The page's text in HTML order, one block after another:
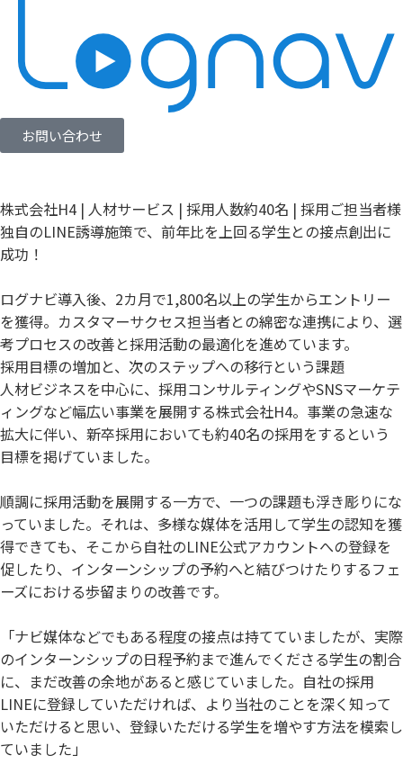
お問い合わせ
株式会社H4 | 人材サービス | 採用人数約40名 | 採用ご担当者様
独自のLINE誘導施策で、前年比を上回る学生との接点創出に
成功！
ログナビ導入後、2カ月で1,800名以上の学生からエントリー
を獲得。カスタマーサクセス担当者との綿密な連携により、選
考プロセスの改善と採用活動の最適化を進めています。
採用目標の増加と、次のステップへの移行という課題
人材ビジネスを中心に、採用コンサルティングやSNSマーケテ
ィングなど幅広い事業を展開する株式会社H4。事業の急速な
拡大に伴い、新卒採用においても約40名の採用をするという
目標を掲げていました。
順調に採用活動を展開する一方で、一つの課題も浮き彫りにな
っていました。それは、多様な媒体を活用して学生の認知を獲
得できても、そこから自社のLINE公式アカウントへの登録を
促したり、インターンシップの予約へと結びつけたりするフェ
ーズにおける歩留まりの改善です。
「ナビ媒体などでもある程度の接点は持てていましたが、実際
のインターンシップの日程予約まで進んでくださる学生の割合
に、まだ改善の余地があると感じていました。自社の採用
LINEに登録していただければ、より当社のことを深く知って
いただけると思い、登録いただける学生を増やす方法を模索し
ていました」